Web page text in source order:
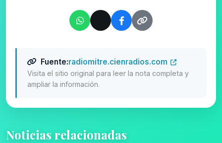
Fuente:radiomitre.cienradios.com
Visita el sitio original para leer la nota completa y
ampliar la información.
Noticias relacionadas